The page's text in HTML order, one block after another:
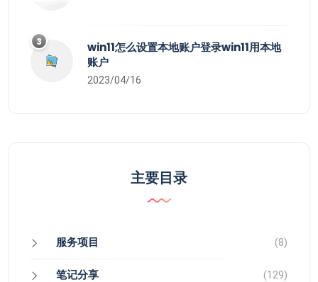
3
win11怎么设置本地账户登录win11用本地
账户
2023/04/16
主要目录
服务项目 (8)
笔记分享 (129)